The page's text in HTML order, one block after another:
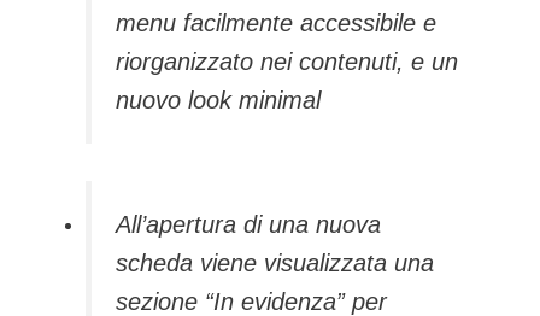
menu facilmente accessibile e
riorganizzato nei contenuti, e un
nuovo look minimal
All’apertura di una nuova
scheda viene visualizzata una
sezione “In evidenza” per